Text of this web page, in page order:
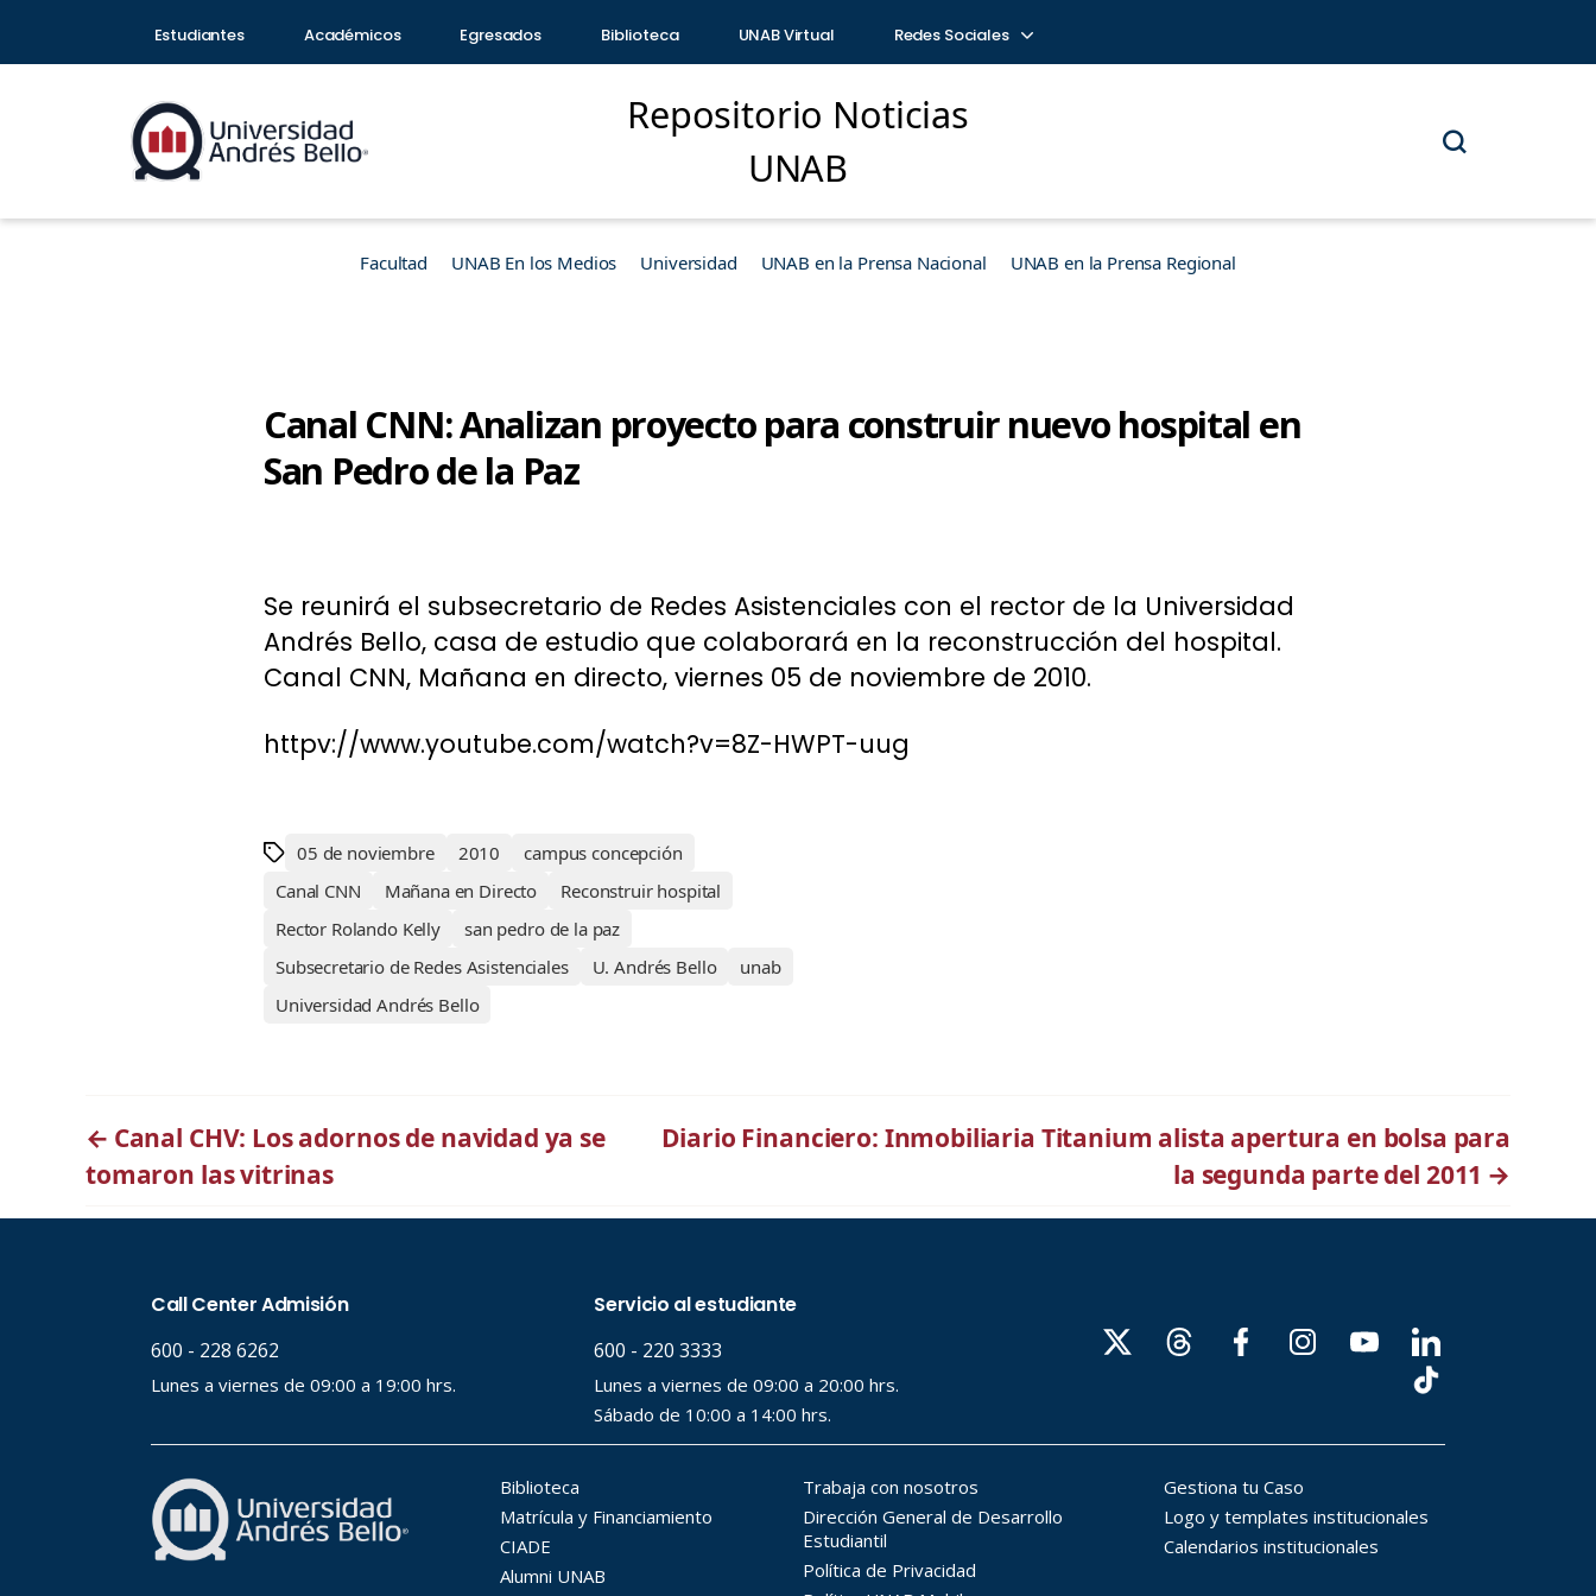
Estudiantes Académicos Egresados Biblioteca UNAB Virtual Redes Sociales
Repositorio Noticias
UNAB
Facultad UNAB En los Medios Universidad UNAB en la Prensa Nacional UNAB en la Prensa Regional
Canal CNN: Analizan proyecto para construir nuevo hospital en
San Pedro de la Paz
Se reunirá el subsecretario de Redes Asistenciales con el rector de la Universidad
Andrés Bello, casa de estudio que colaborará en la reconstrucción del hospital.
Canal CNN, Mañana en directo, viernes 05 de noviembre de 2010.
httpv://www.youtube.com/watch?v=8Z-HWPT-uug
05 de noviembre 2010
campus concepción
Canal CNN
Mañana en Directo
Reconstruir hospital
Rector Rolando Kelly
san pedro de la paz
Subsecretario de Redes Asistenciales
U. Andrés Bello
unab
Universidad Andrés Bello
← Canal CHV: Los adornos de navidad ya se
tomaron las vitrinas
Diario Financiero: Inmobiliaria Titanium alista apertura en bolsa para
la segunda parte del 2011 →